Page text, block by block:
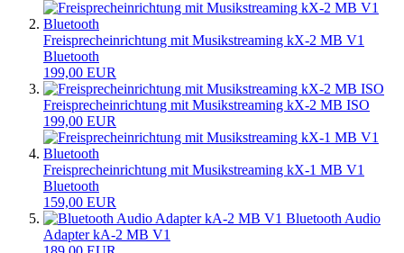
Freisprecheinrichtung mit Musikstreaming kX-2 MB V1
Bluetooth
199,00 EUR
Freisprecheinrichtung mit Musikstreaming kX-2 MB ISO
199,00 EUR
Freisprecheinrichtung mit Musikstreaming kX-1 MB V1
Bluetooth
159,00 EUR
Bluetooth Audio
Adapter kA-2 MB V1